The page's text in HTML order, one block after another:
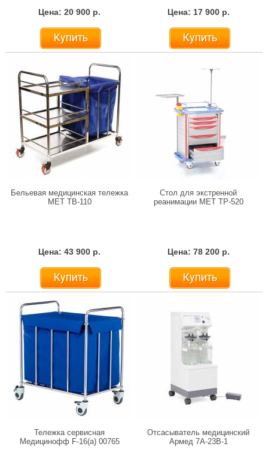
Цена: 20 900 р.
Купить
Цена: 17 900 р.
Купить
Бельевая медицинская тележка
МЕТ ТB-110
Цена: 43 900 р.
Купить
Стол для экстренной
реанимации МЕТ ТP-520
Цена: 78 200 р.
Купить
Тележка сервисная
Медицинофф F-16(a) 00765
Отсасыватель медицинский
Армед 7A-23B-1